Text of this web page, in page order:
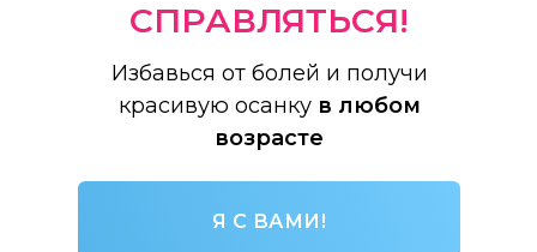
СПРАВЛЯТЬСЯ!
Избавься от болей и получи
красивую осанку в любом
возрасте
Я С ВАМИ!